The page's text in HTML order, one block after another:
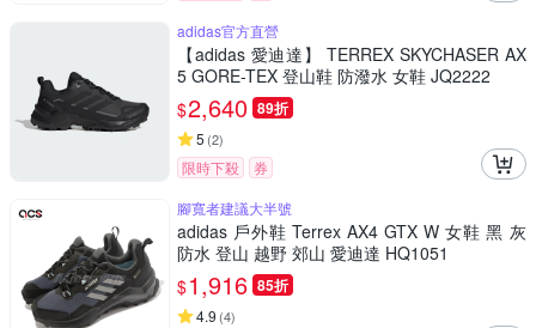
adidas官方直營
【adidas 愛迪達】 TERREX SKYCHASER AX
5 GORE-TEX 登山鞋 防潑水 女鞋 JQ2222
$2,640 89折
5 (2)
限時下殺
券
腳寬者建議大半號
adidas 戶外鞋 Terrex AX4 GTX W 女鞋 黑 灰
防水 登山 越野 郊山 愛迪達 HQ1051
$1,916 85折
4.9 (4)